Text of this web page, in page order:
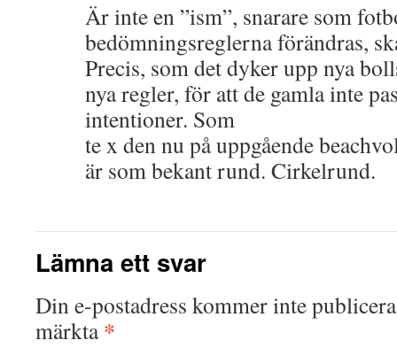
Är inte en ”ism”, snarare som
bedömningsreglerna förändras,
Precis, som det dyker upp nya
nya regler, för att de gamla inte
intentioner. Som
te x den nu på uppgående
är som bekant rund. Cirkelrund.
Lämna ett svar
Din e-postadress kommer inte
märkta*